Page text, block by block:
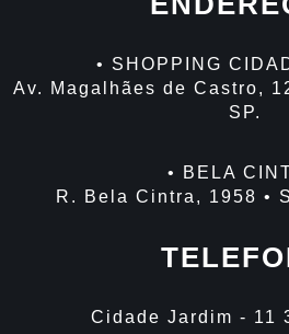
• SHOPPING
Av. Magalhães de Castro,
SP.
• BELA
R. Bela Cintra, 1958 •
Cidade Jardim - 11